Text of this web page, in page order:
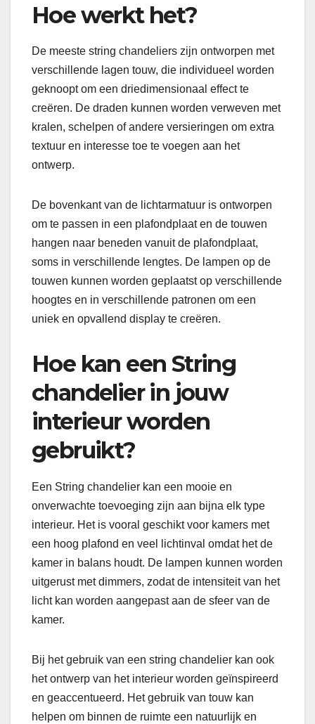
Hoe werkt het?
De meeste string chandeliers zijn ontworpen met
verschillende lagen touw, die individueel worden
geknoopt om een driedimensionaal effect te
creëren. De draden kunnen worden verweven met
kralen, schelpen of andere versieringen om extra
textuur en interesse toe te voegen aan het
ontwerp.
De bovenkant van de lichtarmatuur is ontworpen
om te passen in een plafondplaat en de touwen
hangen naar beneden vanuit de plafondplaat,
soms in verschillende lengtes. De lampen op de
touwen kunnen worden geplaatst op verschillende
hoogtes en in verschillende patronen om een
uniek en opvallend display te creëren.
Hoe kan een String
chandelier in jouw
interieur worden
gebruikt?
Een String chandelier kan een mooie en
onverwachte toevoeging zijn aan bijna elk type
interieur. Het is vooral geschikt voor kamers met
een hoog plafond en veel lichtinval omdat het de
kamer in balans houdt. De lampen kunnen worden
uitgerust met dimmers, zodat de intensiteit van het
licht kan worden aangepast aan de sfeer van de
kamer.
Bij het gebruik van een string chandelier kan ook
het ontwerp van het interieur worden geïnspireerd
en geaccentueerd. Het gebruik van touw kan
helpen om binnen de ruimte een natuurlijk en